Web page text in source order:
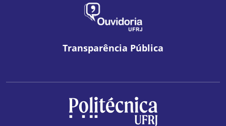
Transparência Pública